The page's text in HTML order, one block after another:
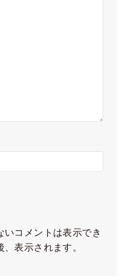
いコメントは表示でき
表示されます。